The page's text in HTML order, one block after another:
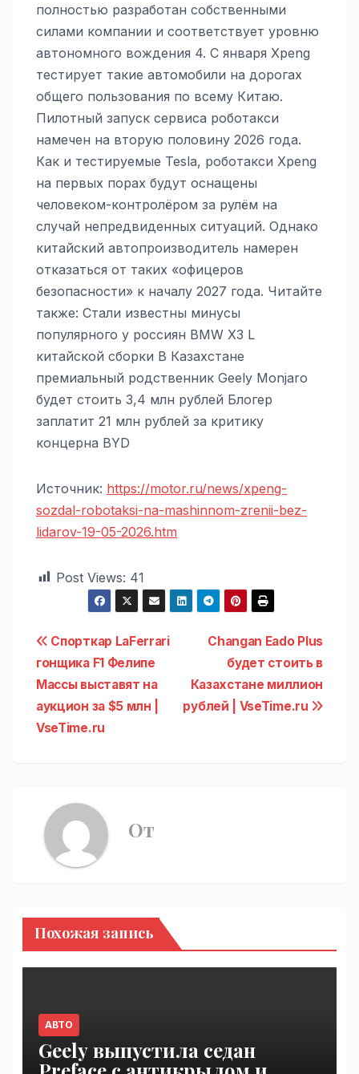
полностью разработан собственными
силами компании и соответствует уровню
автономного вождения 4. С января Xpeng
тестирует такие автомобили на дорогах
общего пользования по всему Китаю.
Пилотный запуск сервиса роботакси
намечен на вторую половину 2026 года.
Как и тестируемые Tesla, роботакси Xpeng
на первых порах будут оснащены
человеком-контролёром за рулём на
случай непредвиденных ситуаций. Однако
китайский автопроизводитель намерен
отказаться от таких «офицеров
безопасности» к началу 2027 года. Читайте
также: Стали известны минусы
популярного у россиян BMW X3 L
китайской сборки В Казахстане
премиальный родственник Geely Monjaro
будет стоить 3,4 млн рублей Блогер
заплатит 21 млн рублей за критику
концерна BYD
Источник: https://motor.ru/news/xpeng-
sozdal-robotaksi-na-mashinnom-zrenii-bez-
lidarov-19-05-2026.htm
Post Views: 41
Навигация
по
записям
Changan Eado Plus
будет стоить в
Казахстане миллион
рублей | VseTime.ru
Спорткар LaFerrari
гонщика F1 Фелипе
Массы выставят на
аукцион за $5 млн |
VseTime.ru
От
Похожая запись
АВТО
Geely выпустила седан